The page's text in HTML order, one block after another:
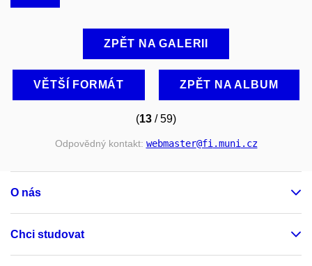
ZPĚT NA GALERII
VĚTŠÍ FORMÁT ZPĚT NA ALBUM
(13 / 59)
Odpovědný kontakt: webmaster@fi.muni.cz
O nás
Chci studovat